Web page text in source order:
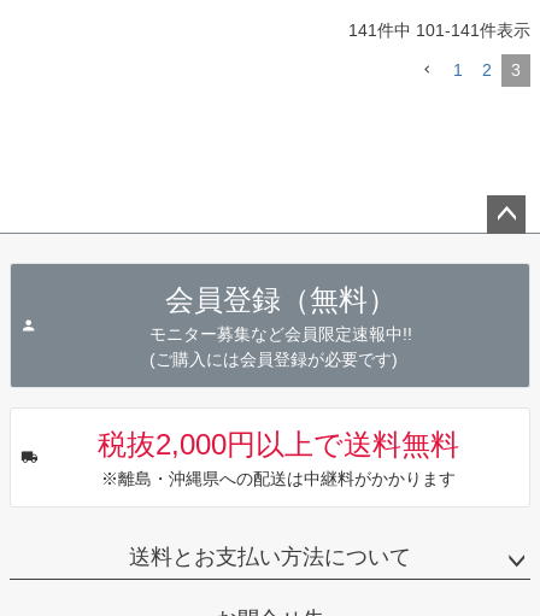
141件中 101-141件表示
1 2 3
会員登録（無料）
モニター募集など会員限定速報中!!
(ご購入には会員登録が必要です)
税抜2,000円以上で送料無料
※離島・沖縄県への配送は中継料がかかります
送料とお支払い方法について